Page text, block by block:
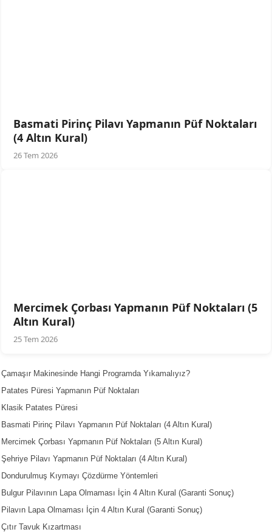
Basmati Pirinç Pilavı Yapmanın Püf Noktaları
(4 Altın Kural)
26 Tem 2026
Mercimek Çorbası Yapmanın Püf Noktaları (5
Altın Kural)
25 Tem 2026
Çamaşır Makinesinde Hangi Programda Yıkamalıyız?
Patates Püresi Yapmanın Püf Noktaları
Klasik Patates Püresi
Basmati Pirinç Pilavı Yapmanın Püf Noktaları (4 Altın Kural)
Mercimek Çorbası Yapmanın Püf Noktaları (5 Altın Kural)
Şehriye Pilavı Yapmanın Püf Noktaları (4 Altın Kural)
Dondurulmuş Kıymayı Çözdürme Yöntemleri
Bulgur Pilavının Lapa Olmaması İçin 4 Altın Kural (Garanti Sonuç)
Pilavın Lapa Olmaması İçin 4 Altın Kural (Garanti Sonuç)
Çıtır Tavuk Kızartması